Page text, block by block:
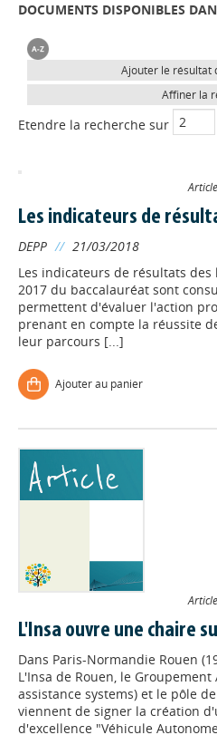
DOCUMENTS DISPONIBLES
Ajouter le résultat
Affiner la
Etendre la recherche sur
Article
Les indicateurs de
DEPP // 21/03/2018
Les indicateurs de résultats des
2017 du baccalauréat sont
permettent d'évaluer l'action
prenant en compte la réussite
leur parcours [...]
Ajouter au panier
Article
L'Insa ouvre une chaire
Dans Paris-Normandie Rouen
L'Insa de Rouen, le
assistance systems) et le pôle
viennent de signer la création
d'excellence "Véhicule